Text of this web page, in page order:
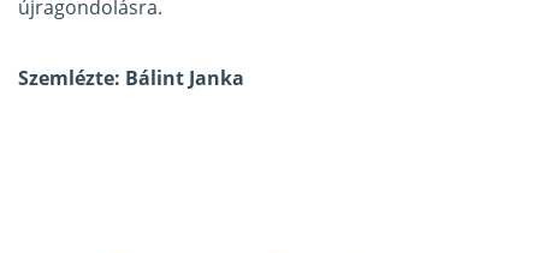
újragondolásra.
Szemlézte: Bálint Janka